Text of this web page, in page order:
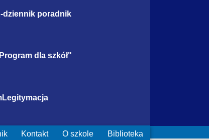
dziennik poradnik
dla szkół"
Kontakt O szkole Biblioteka